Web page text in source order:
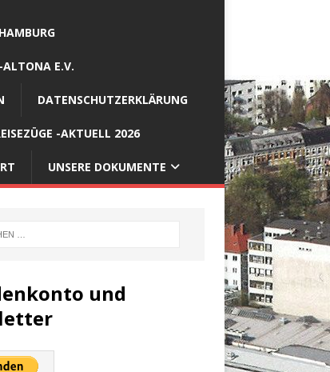
ALTONA E.V.
DATENSCHUTZERKLÄRUNG
-AKTUELL 2026
UNSERE DOKUMENTE
und